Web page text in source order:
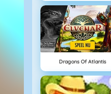
Dragons Of Atlantis